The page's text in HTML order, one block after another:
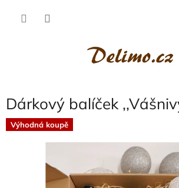
Dárkový balíček
Výhodná koupě